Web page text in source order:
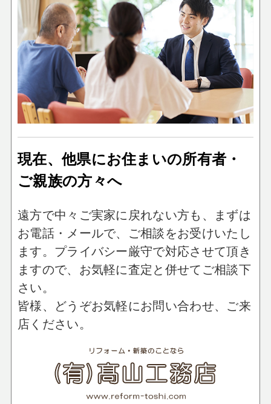
現在、他県にお住まいの所有者・
ご親族の方々へ
遠方で中々ご実家に戻れない方も、まずは
お電話・メールで、ご相談をお受けいたし
ます。 プライバシー厳守で対応させて頂き
ますので、お気軽に査定と併せてご相談下
さい。
皆様、どうぞお気軽にお問い合わせ、ご来
店ください。